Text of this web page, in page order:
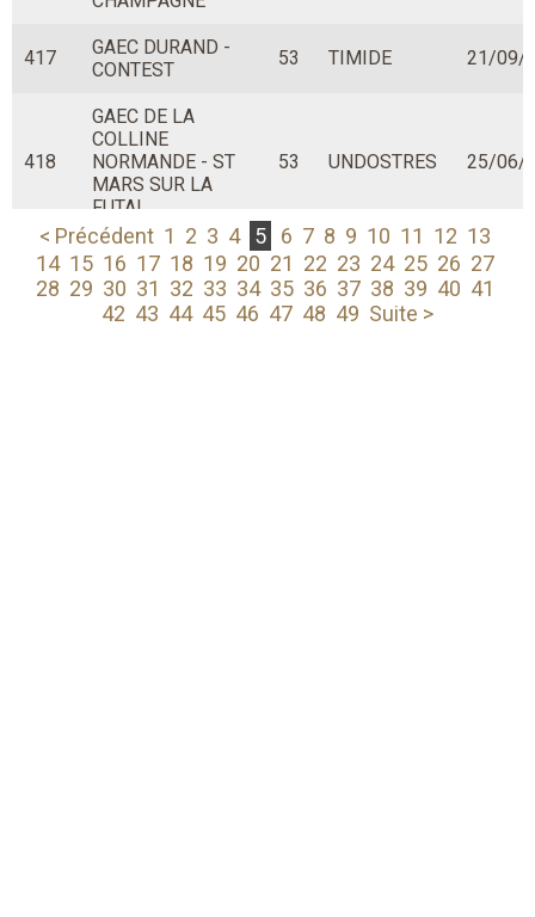
417
GAEC DURAND -
CONTEST
53 TIMIDE 21/09/
418
GAEC DE LA
COLLINE
NORMANDE - ST
MARS SUR LA
FUTAI
53 UNDOSTRES 25/06/
419
EARL DUMESNIL
THOMAS -
DOMFRONT EN
POIRAIE
61 TORNADE 28/11/
< Précédent 1 2 3 4 5 6 7 8 9 10 11 12 13
14 15 16 17 18 19 20 21 22 23 24 25 26 27
28 29 30 31 32 33 34 35 36 37 38 39 40 41
42 43 44 45 46 47 48 49 Suite >